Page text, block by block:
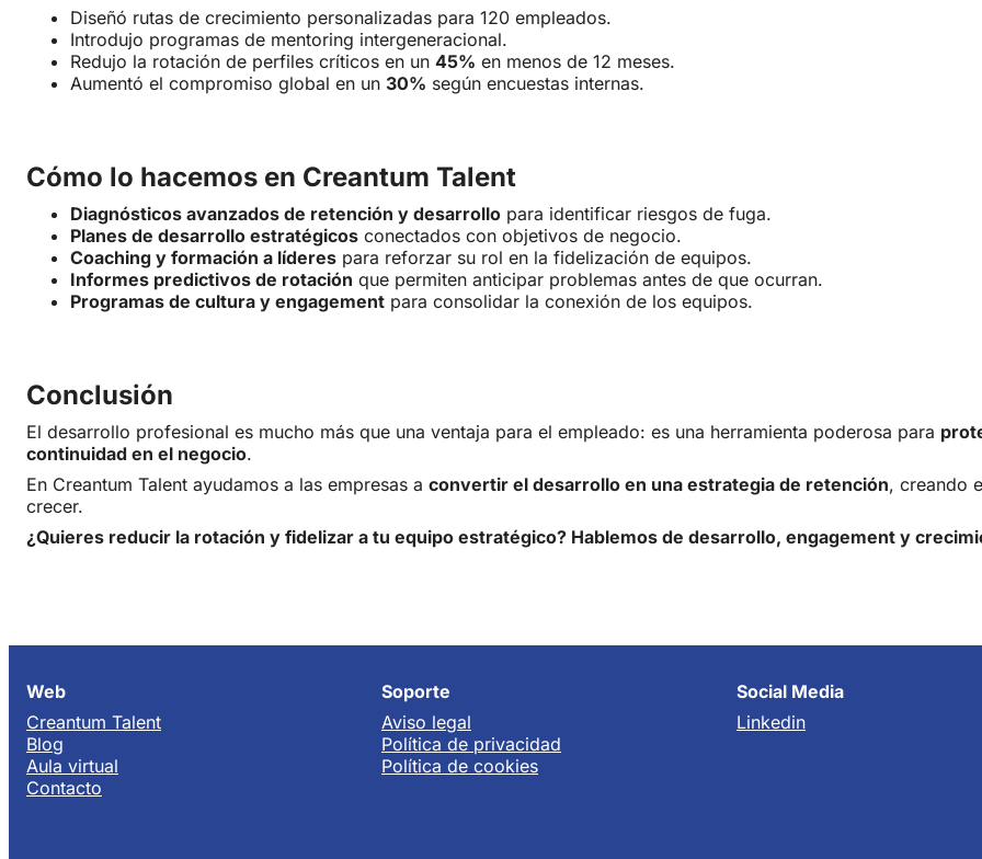
Diseñó rutas de crecimiento personalizadas para 120 empleados.
Introdujo programas de mentoring intergeneracional.
Redujo la rotación de perfiles críticos en un 45% en menos de 12 meses.
Aumentó el compromiso global en un 30% según encuestas internas.
Cómo lo hacemos en Creantum Talent
Diagnósticos avanzados de retención y desarrollo para identificar riesgos de fuga.
Planes de desarrollo estratégicos conectados con objetivos de negocio.
Coaching y formación a líderes para reforzar su rol en la fidelización de equipos.
Informes predictivos de rotación que permiten anticipar problemas antes de que ocurran.
Programas de cultura y engagement para consolidar la conexión de los equipos.
Conclusión
El desarrollo profesional es mucho más que una ventaja para el empleado: es una herramienta poderosa para
continuidad en el negocio.
En Creantum Talent ayudamos a las empresas a convertir el desarrollo en una estrategia de retención, creando
crecer.
¿Quieres reducir la rotación y fidelizar a tu equipo estratégico? Hablemos de desarrollo, engagement y
Web
Creantum Talent
Blog
Aula virtual
Contacto
Soporte
Aviso legal
Política de privacidad
Política de cookies
Social Media
Linkedin